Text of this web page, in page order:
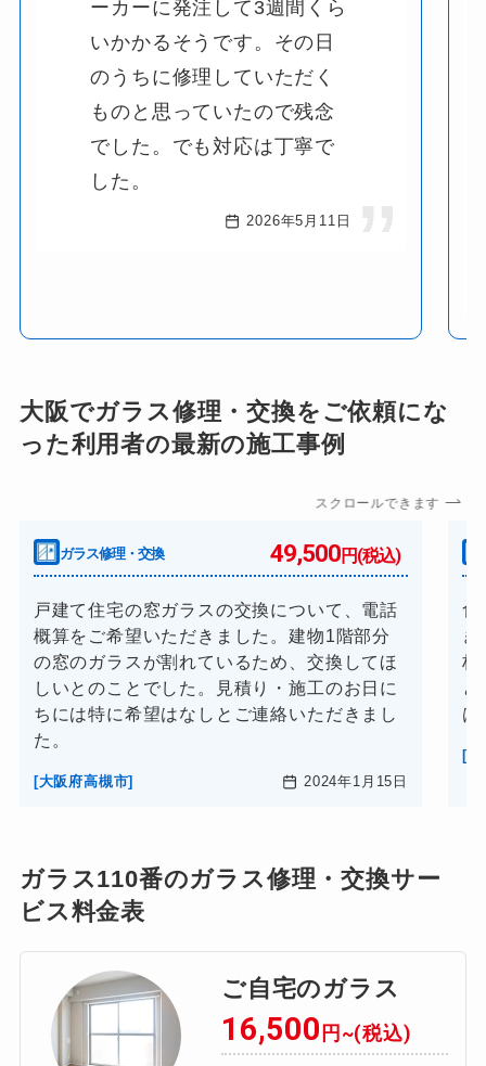
ーカーに発注して3週間くら
いかかるそうです。その日
のうちに修理していただく
ものと思っていたので残念
でした。でも対応は丁寧で
した。
2026年5月11日
大阪でガラス修理・交換をご依頼にな
った利用者の最新の施工事例
スクロールできます
ガラス修理・交換 49,500円(税込)
戸建て住宅の窓ガラスの交換について、電話
概算をご希望いただきました。建物1階部分
の窓のガラスが割れているため、交換してほ
しいとのことでした。見積り・施工のお日に
ちには特に希望はなしとご連絡いただきまし
た。
[大阪府高槻市] 2024年1月15日
食
き
枚
と
は
[
ガラス110番のガラス修理・交換サー
ビス料金表
ご自宅のガラス
16,500円~(税込)